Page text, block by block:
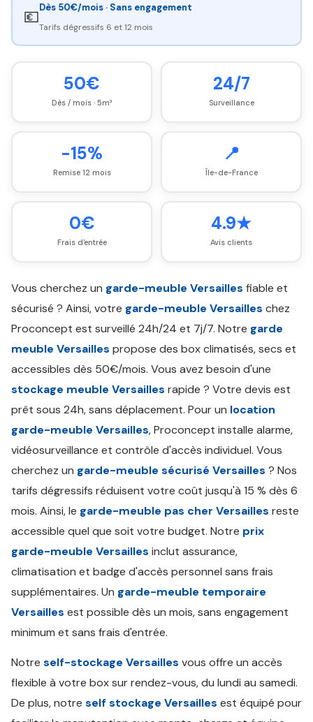
💶Dès 50€/mois · Sans engagement
Tarifs dégressifs 6 et 12 mois
50€
Dès / mois · 5m³
24/7
Surveillance
-15%
Remise 12 mois
📍
Île-de-France
0€
Frais d'entrée
4.9★
Avis clients
Vous cherchez un garde-meuble Versailles fiable et
sécurisé ? Ainsi, votre garde-meuble Versailles chez
Proconcept est surveillé 24h/24 et 7j/7. Notre garde
meuble Versailles propose des box climatisés, secs et
accessibles dès 50€/mois. Vous avez besoin d'une
stockage meuble Versailles rapide ? Votre devis est
prêt sous 24h, sans déplacement. Pour un location
garde-meuble Versailles, Proconcept installe alarme,
vidéosurveillance et contrôle d'accès individuel. Vous
cherchez un garde-meuble sécurisé Versailles ? Nos
tarifs dégressifs réduisent votre coût jusqu'à 15 % dès 6
mois. Ainsi, le garde-meuble pas cher Versailles reste
accessible quel que soit votre budget. Notre prix
garde-meuble Versailles inclut assurance,
climatisation et badge d'accès personnel sans frais
supplémentaires. Un garde-meuble temporaire
Versailles est possible dès un mois, sans engagement
minimum et sans frais d'entrée.
Notre self-stockage Versailles vous offre un accès
flexible à votre box sur rendez-vous, du lundi au samedi.
De plus, notre self stockage Versailles est équipé pour